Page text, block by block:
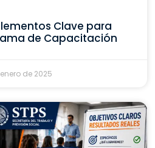
Clave para
de Capacitación
de 2025